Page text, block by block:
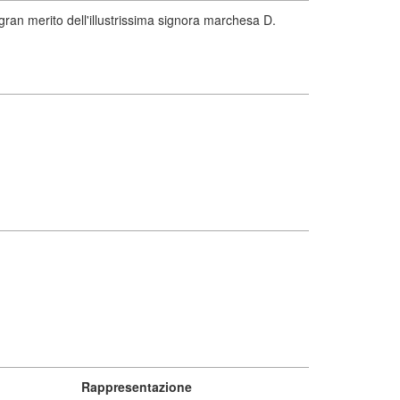
merito dell'illustrissima signora marchesa D.
Rappresentazione